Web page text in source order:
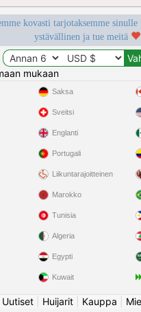
kovasti tarjotaksemme sinulle
ystävällinen ja tue meitä
mukaan
Saksa
Sveitsi
Englanti
Portugali
Liikuntarajoitteinen
Marokko
Tunisia
Algeria
Egypti
Kuwait
Uutiset Huijarit Kauppa